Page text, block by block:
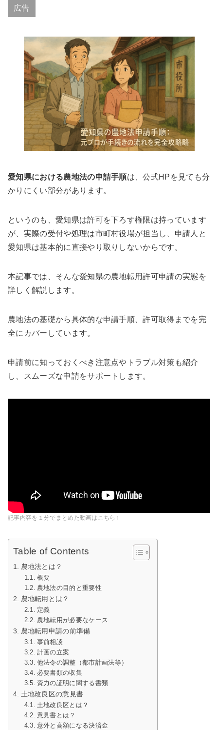
広告
愛知県における農地法の申請手順は、公式HPを見ても分
かりにくい部分があります。
というのも、愛知県は許可を下ろす権限は持っています
が、実際の受付や処理は市町村役場が担当し、 申請人と
愛知県は基本的に直接やり取りしないからです。
本記事では、そんな愛知県の農地転用許可申請の実態を
詳しく解説 します。
農地法の基礎から具体的な申請手順、許可取得までを完
全にカバーしています。
申請前に知っておくべき注意点やトラブル対策も紹介
し、スムーズな申請をサポートします。
記事内容を１分でまとめた動画はこちら↑
Table of Contents
農地法とは？
概要
農地法の目的と重要性
農地転用とは？
定義
農地転用が必要なケース
農地転用申請の前準備
事前相談
計画の立案
他法令の調整（都市計画法等）
必要書類の収集
資力の証明に関する書類
土地改良区の意見書
土地改良区とは？
意見書とは？
意外と高額になる決済金